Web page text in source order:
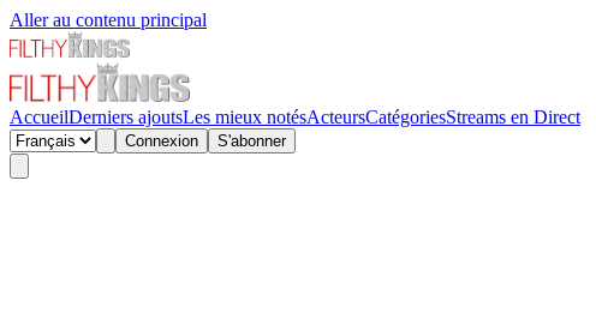
Aller au contenu principal
AccueilDerniers ajoutsLes mieux notésActeursCatégoriesStreams en Direct
Connexion S'abonner